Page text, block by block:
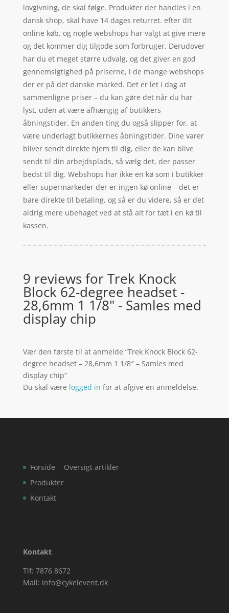
lovgivning, de skal følge. Produkter der handles i en
dansk shop, skal have 14 dages returret. efter dit
online køb, og nogle webshops har valgt at give mere
og det kommer dig tilgode som forbruger. Derudover
har du et meget større udvalg, og det giver en god
gennemsigtighed på priserne, i de mange webshops
der er på det danske marked. Det er let i dag at
sammenligne priser – du kan gøre det når du har
lyst, uden at være afhængig af butikkers
åbningstider. En anden ting du også slipper for, at
være underlagt butikkernes åbningstider. Dine varer
bliver sendt direkte hjem til dig, eller de kan blive
sendt til din arbejdsplads, så vælg det, der passer
bedst til dig. Webshops har ikke en kø som i butikker
eller supermarkeder der er ingen kø online – det er
bare direkte til betaling, og så er du videre, så er det
aldrig mere ubehaget ved at stå alt for tæt i en kø til
kassen.
9 reviews forTrek Knock
Block 62-degree headset -
28,6mm 1 1/8" - Samles med
display chip
Vær den første til at anmelde “Trek Knock Block 62-
degree headset – 28,6mm 1 1/8″ – Samles med
display chip”
Du skal være logged in for at afgive en anmeldelse.
Forside
Produkter
Kontakt
Oversigt artikler
Kontakt
Tlf: 7876 8672
Mail: info@cykelevent.dk